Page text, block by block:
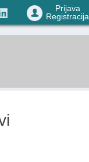
Prijava
Registracija